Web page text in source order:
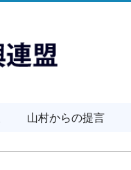
山村からの提言